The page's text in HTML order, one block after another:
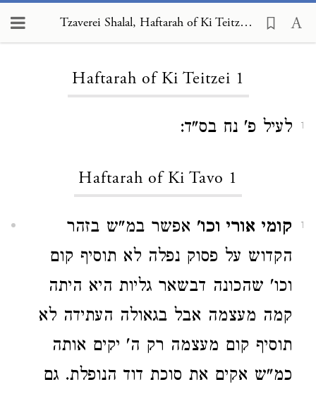
Tzaverei Shalal, Haftarah of Ki Teitzei 1
Haftarah of Ki Teitzei 1
1 לעיל פ' נח בס"ד:
Haftarah of Ki Tavo 1
1 קומי אורי וכו' אפשר במ"ש בזהר
הקדוש על פסוק נפלה לא תוסיף קום
וכו' שהכונה דבשאר גליות היא היתה
קמה מעצמה אבל בגאולה העתידה לא
תוסיף קום מעצמה רק ה' יקים אותה
כמ"ש אקים את סוכת דוד הנופלת. גם